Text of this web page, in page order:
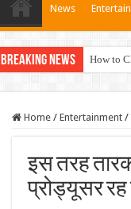
News
Breaking News How to
Home / Entertainment /
इस तरह
प्रोड्यूसर